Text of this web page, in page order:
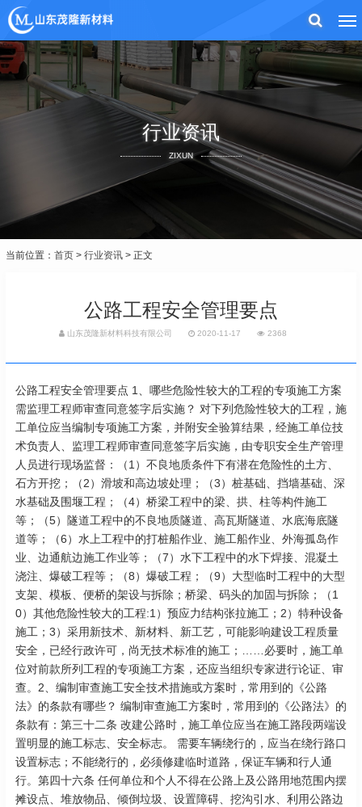
行业资讯
ZIXUN
当前位置： 首页 > 行业资讯 > 正文
公路工程安全管理要点
山东茂隆新材料科技有限公司 2020-11-17 2368
公路工程安全管理要点 1、哪些危险性较大的工程的专项施工方案
需监理工程师审查同意签字后实施？ 对下列危险性较大的工程，施
工单位应当编制专项施工方案，并附安全验算结果，经施工单位技
术负责人、监理工程师审查同意签字后实施，由专职安全生产管理
人员进行现场监督：（1）不良地质条件下有潜在危险性的土方、
石方开挖；（2）滑坡和高边坡处理；（3）桩基础、挡墙基础、深
水基础及围堰工程；（4）桥梁工程中的梁、拱、柱等构件施工
等；（5）隧道工程中的不良地质隧道、高瓦斯隧道、水底海底隧
道等；（6）水上工程中的打桩船作业、施工船作业、外海孤岛作
业、边通航边施工作业等；（7）水下工程中的水下焊接、混凝土
浇注、爆破工程等；（8）爆破工程；（9）大型临时工程中的大型
支架、模板、便桥的架设与拆除；桥梁、码头的加固与拆除；（1
0）其他危险性较大的工程:1）预应力结构张拉施工；2）特种设备
施工；3）采用新技术、新材料、新工艺，可能影响建设工程质量
安全，已经行政许可，尚无技术标准的施工；……必要时，施工单
位对前款所列工程的专项施工方案，还应当组织专家进行论证、审
查。2、编制审查施工安全技术措施或方案时，常用到的《公路
法》的条款有哪些？ 编制审查施工方案时，常用到的《公路法》的
条款有：第三十二条 改建公路时，施工单位应当在施工路段两端设
置明显的施工标志、安全标志。 需要车辆绕行的，应当在绕行路口
设置标志；不能绕行的，必须修建临时道路，保证车辆和行人通
行。第四十六条 任何单位和个人不得在公路上及公路用地范围内摆
摊设点、堆放物品、倾倒垃圾、设置障碍、挖沟引水、利用公路边